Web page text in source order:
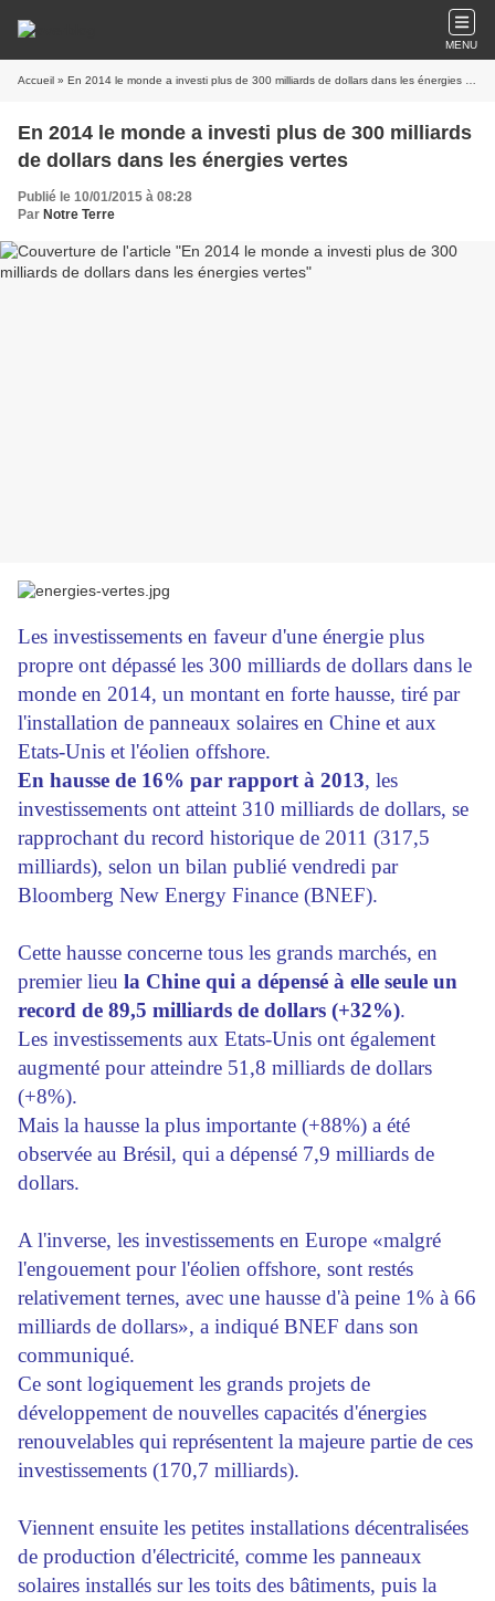
MENU
Accueil » En 2014 le monde a investi plus de 300 milliards de dollars dans les énergies vertes
En 2014 le monde a investi plus de 300 milliards
de dollars dans les énergies vertes
Publié le 10/01/2015 à 08:28
Par Notre Terre
Les investissements en faveur d'une énergie plus
propre ont dépassé les 300 milliards de dollars dans le
monde en 2014, un montant en forte hausse, tiré par
l'installation de panneaux solaires en Chine et aux
Etats-Unis et l'éolien offshore.
En hausse de 16% par rapport à 2013, les
investissements ont atteint 310 milliards de dollars, se
rapprochant du record historique de 2011 (317,5
milliards), selon un bilan publié vendredi par
Bloomberg New Energy Finance (BNEF).
Cette hausse concerne tous les grands marchés, en
premier lieu la Chine qui a dépensé à elle seule un
record de 89,5 milliards de dollars (+32%).
Les investissements aux Etats-Unis ont également
augmenté pour atteindre 51,8 milliards de dollars
(+8%).
Mais la hausse la plus importante (+88%) a été
observée au Brésil, qui a dépensé 7,9 milliards de
dollars.
A l'inverse, les investissements en Europe «malgré
l'engouement pour l'éolien offshore, sont restés
relativement ternes, avec une hausse d'à peine 1% à 66
milliards de dollars», a indiqué BNEF dans son
communiqué.
Ce sont logiquement les grands projets de
développement de nouvelles capacités d'énergies
renouvelables qui représentent la majeure partie de ces
investissements (170,7 milliards).
Viennent ensuite les petites installations décentralisées
de production d'électricité, comme les panneaux
solaires installés sur les toits des bâtiments, puis la